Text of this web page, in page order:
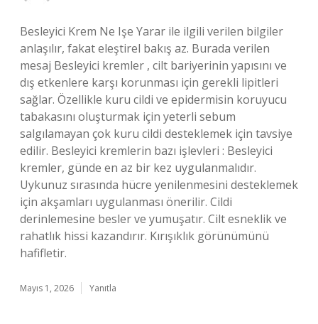
Besleyici Krem Ne Işe Yarar ile ilgili verilen bilgiler
anlaşılır, fakat eleştirel bakış az. Burada verilen
mesaj Besleyici kremler , cilt bariyerinin yapısını ve
dış etkenlere karşı korunması için gerekli lipitleri
sağlar. Özellikle kuru cildi ve epidermisin koruyucu
tabakasını oluşturmak için yeterli sebum
salgılamayan çok kuru cildi desteklemek için tavsiye
edilir. Besleyici kremlerin bazı işlevleri : Besleyici
kremler, günde en az bir kez uygulanmalıdır.
Uykunuz sırasında hücre yenilenmesini desteklemek
için akşamları uygulanması önerilir. Cildi
derinlemesine besler ve yumuşatır. Cilt esneklik ve
rahatlık hissi kazandırır. Kırışıklık görünümünü
hafifletir.
Mayıs 1, 2026 Yanıtla